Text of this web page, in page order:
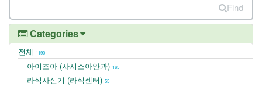
Find
Categories
전체 1190
아이조아 (사시소아안과) 165
라식사신기 (라식센터) 55